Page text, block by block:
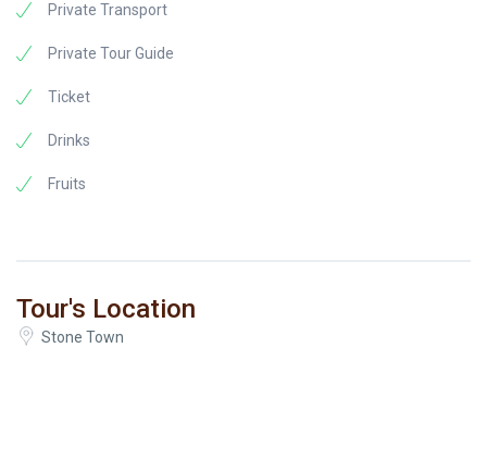
Private Transport
Private Tour Guide
Ticket
Drinks
Fruits
Tour's Location
Stone Town